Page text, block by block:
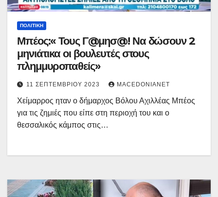
ΠΟΛΙΤΙΚΉ
Μπέος:« Τους Γ@μησ@! Να δώσουν 2
μηνιάτικα οι βουλευτές στους
πλημμυροπαθείς»
11 ΣΕΠΤΕΜΒΡΊΟΥ 2023 MACEDONIANET
Χείμαρρος ηταν ο δήμαρχος Βόλου Αχιλλέας Μπέος
για τις ζημιές που είπε στη περιοχή του και ο
θεσσαλικός κάμπος στις…